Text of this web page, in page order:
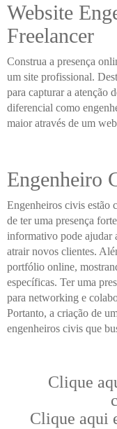
Website
Freelancer
Construa a presença
um site profissional.
para capturar a atenção
diferencial como
maior através de um
Engenheiro
Engenheiros civis estão
de ter uma presença
informativo pode ajudar
atrair novos clientes.
portfólio online,
específicas. Ter uma
para networking e
Portanto, a criação de
engenheiros civis que
Clique
Clique aqui